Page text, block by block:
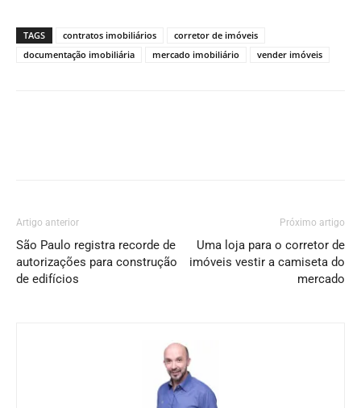
TAGS contratos imobiliários
corretor de imóveis
documentação imobiliária
mercado imobiliário vender imóveis
Artigo anterior
São Paulo registra recorde de
autorizações para construção
de edifícios
Próximo artigo
Uma loja para o corretor de
imóveis vestir a camiseta do
mercado